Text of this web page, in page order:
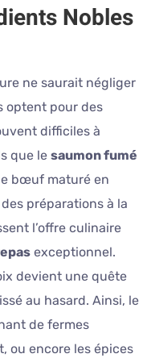
Nobles
ne saurait négliger
optent pour des
difficiles à
que le saumon fumé
bœuf maturé en
préparations à la
l’offre culinaire
exceptionnel.
devient une quête
au hasard. Ainsi, le
de fermes
ou encore les épices